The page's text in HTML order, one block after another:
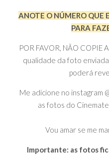
ANOTE O NÚMERO QUE
PARA
POR FAVOR, NÃO COPIE
qualidade da foto
poderá
Me adicione no instagram
as fotos do
Vou amar se me
Importante: as fotos